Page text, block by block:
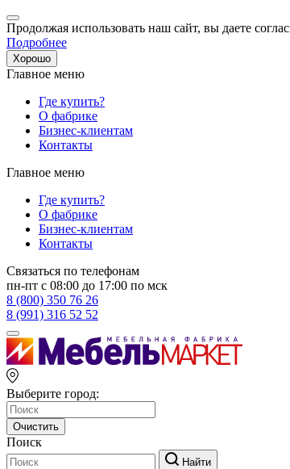
Продолжая использовать наш сайт, вы даете
Подробнее
Хорошо
Главное меню
Где купить?
О фабрике
Бизнес-клиентам
Контакты
Главное меню
Где купить?
О фабрике
Бизнес-клиентам
Контакты
Связаться по телефонам
пн-пт с 08:00 до 17:00 по мск
8 (800) 350 76 26
8 (991) 316 52 52
Выберите город:
Очистить
Поиск
Найти